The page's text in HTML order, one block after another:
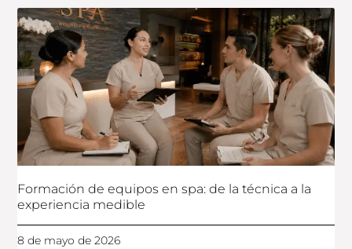
Formación de equipos en spa: de la técnica a la
experiencia medible
8 de mayo de 2026